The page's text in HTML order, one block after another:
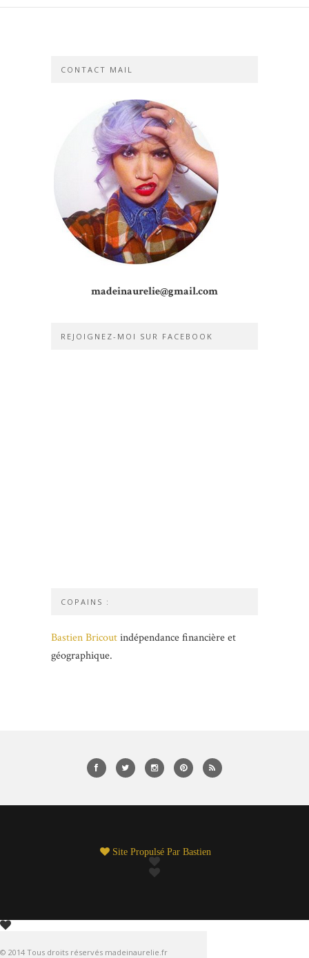
CONTACT MAIL
madeinaurelie@gmail.com
REJOIGNEZ-MOI SUR FACEBOOK
COPAINS :
Bastien Bricoutindépendance financière et
géographique.
Site Propulsé Par Bastien
© 2014 Tous droits réservés madeinaurelie.fr